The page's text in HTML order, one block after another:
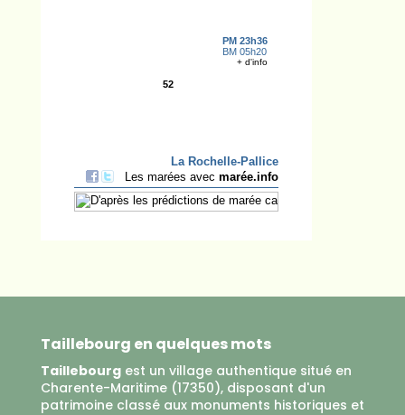
Taillebourg en quelques mots
Taillebourgest un village authentique situé en
Charente-Maritime (17350), disposant d'un
patrimoine classé aux monuments historiques et